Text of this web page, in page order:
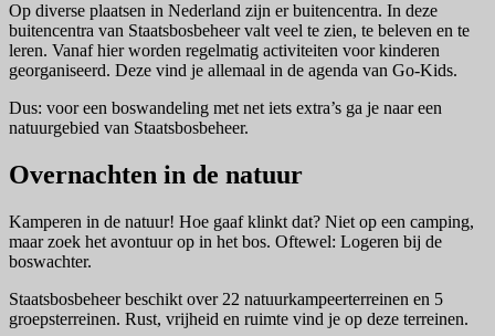
Op diverse plaatsen in Nederland zijn er buitencentra. In deze
buitencentra van Staatsbosbeheer valt veel te zien, te beleven en te
leren. Vanaf hier worden regelmatig activiteiten voor kinderen
georganiseerd. Deze vind je allemaal in de agenda van Go-Kids.
Dus: voor een boswandeling met net iets extra’s ga je naar een
natuurgebied van Staatsbosbeheer.
Overnachten in de natuur
Kamperen in de natuur! Hoe gaaf klinkt dat? Niet op een camping,
maar zoek het avontuur op in het bos. Oftewel: Logeren bij de
boswachter.
Staatsbosbeheer beschikt over 22 natuurkampeerterreinen en 5
groepsterreinen. Rust, vrijheid en ruimte vind je op deze terreinen.